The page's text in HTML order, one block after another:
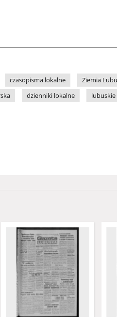
czasopisma lokalne Ziemia
dzienniki lokalne lubuskie